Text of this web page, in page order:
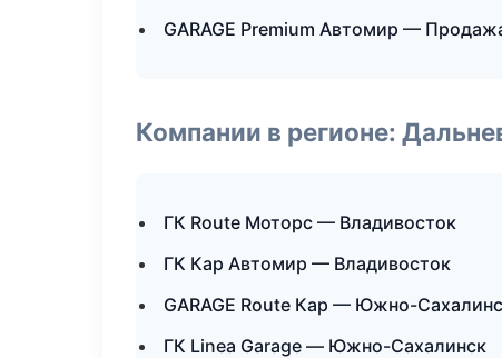
GARAGE Premium Автомир —
Компании в регионе:
ГК Route Моторс — Владивосток
ГК Кар Автомир — Владивосток
GARAGE Route Кар — Южно-
ГК Linea Garage — Южно-Сахалинск